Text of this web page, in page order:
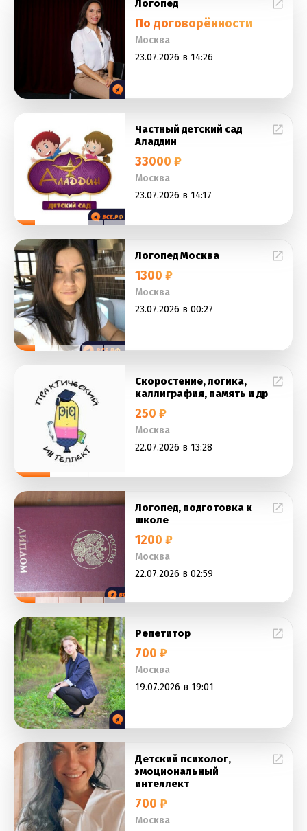
Логопед
По договорённости
Москва
23.07.2026 в 14:26
Частный детский сад
Аладдин
33000 ₽
Москва
23.07.2026 в 14:17
Логопед Москва
1300 ₽
Москва
23.07.2026 в 00:27
Скоростение, логика,
каллиграфия, память и др
250 ₽
Москва
22.07.2026 в 13:28
Логопед, подготовка к
школе
1200 ₽
Москва
22.07.2026 в 02:59
Репетитор
700 ₽
Москва
19.07.2026 в 19:01
Детский психолог,
эмоциональный
интеллект
700 ₽
Москва